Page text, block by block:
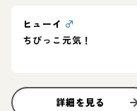
ヒューイ ♂
ちびっこ元気！
詳細を見る